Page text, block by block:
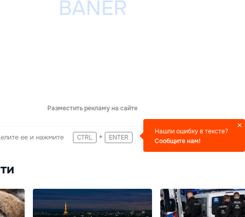
Разместить рекламу на сайте
ее и нажмите CTRL + ENTER
Нашли ошибку в тексте?
Сообщите нам!